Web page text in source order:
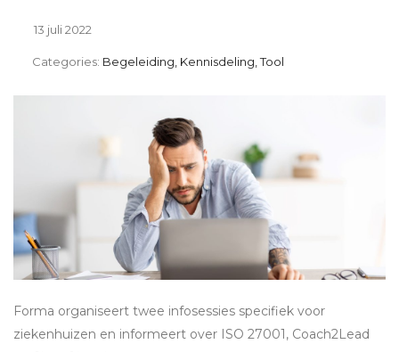
13 juli 2022
Categories: Begeleiding, Kennisdeling, Tool
Forma organiseert twee infosessies specifiek voor
ziekenhuizen en informeert over ISO 27001, Coach2Lead